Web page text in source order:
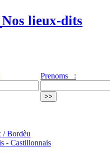
Nos lieux-dits
Prenoms :
/ Bordèu
- Castillonnais